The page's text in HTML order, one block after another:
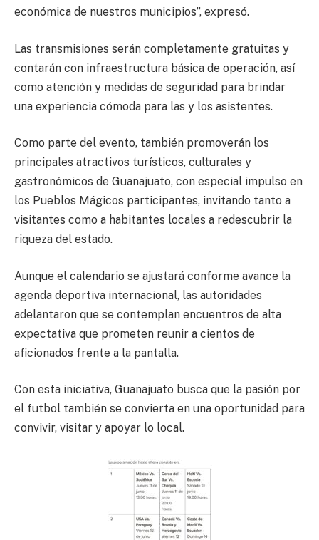
económica de nuestros municipios”, expresó.
Las transmisiones serán completamente gratuitas y
contarán con infraestructura básica de operación, así
como atención y medidas de seguridad para brindar
una experiencia cómoda para las y los asistentes.
Como parte del evento, también promoverán los
principales atractivos turísticos, culturales y
gastronómicos de Guanajuato, con especial impulso en
los Pueblos Mágicos participantes, invitando tanto a
visitantes como a habitantes locales a redescubrir la
riqueza del estado.
Aunque el calendario se ajustará conforme avance la
agenda deportiva internacional, las autoridades
adelantaron que se contemplan encuentros de alta
expectativa que prometen reunir a cientos de
aficionados frente a la pantalla.
Con esta iniciativa, Guanajuato busca que la pasión por
el futbol también se convierta en una oportunidad para
convivir, visitar y apoyar lo local.